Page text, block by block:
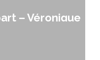
– Véronique